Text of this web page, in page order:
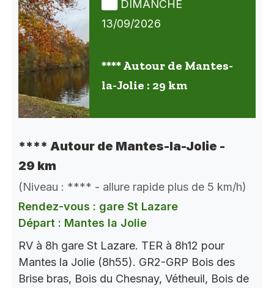
DIMANCHE
13/09/2026
**** Autour de Mantes-
la-Jolie : 29 km
**** Autour de Mantes-la-Jolie -
29 km
(Niveau : **** - allure rapide plus de 5 km/h)
Rendez-vous : gare St Lazare
Départ : Mantes la Jolie
RV à 8h gare St Lazare. TER à 8h12 pour
Mantes la Jolie (8h55). GR2-GRP Bois des
Brise bras, Bois du Chesnay, Vétheuil, Bois de